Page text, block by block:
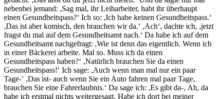
nebenbei jemand: ,Sag mal, ihr Leiharbeiter, habt ihr überhaupt
einen Gesundheitspass?‘ Ich so: ,Ich habe keinen Gesundheitspass.‘
,Das ist aber komisch, den brauchen wir da.‘ ,Ach‘, dachte ich, ,jetzt
fragst du mal auf dem Gesundheitsamt nach.‘ Da habe ich auf dem
Gesundheitsamt nachgefragt: ,Wie ist denn das eigentlich. Wenn ich
in einer Bäckerei arbeite. Mal so. Muss ich da einen
Gesundheitspass haben?‘ ,Natürlich brauchen Sie da einen
Gesundheitspass!‘ Ich sage: ,Auch wenn man mal nur ein paar
Tage-‘ ,Das ist- auch wenn Sie ein Auto fahren mal paar Tage,
brauchen Sie eine Fahrerlaubnis.‘ Da sage ich: ,Es gibt da-‚ Ah, da
habe ich erstmal nichts weitergesagt. Habe ich dort bei meiner